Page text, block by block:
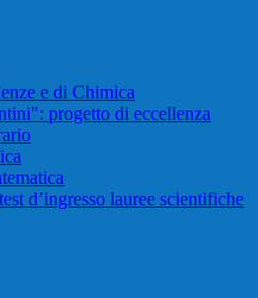
e di Chimica
progetto di eccellenza
d’ingresso lauree scientifiche